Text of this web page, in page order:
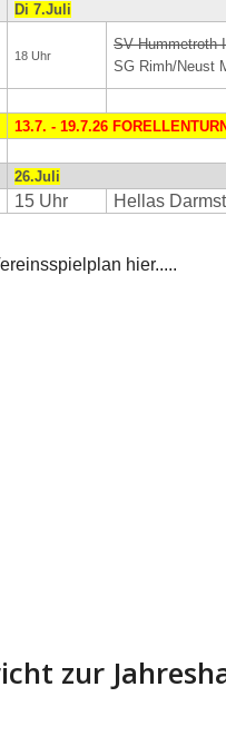
Di 7.Juli
18 Uhr
SV Hummetroth
SG Rimh/Neust
13.7. - 19.7.26
26.Juli
15 Uhr Hellas
hier.....
zur